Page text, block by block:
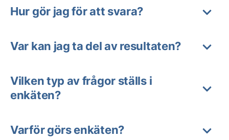
Hur gör jag för att svara?
Var kan jag ta del av resultaten?
Vilken typ av frågor ställs i
enkäten?
Varför görs enkäten?